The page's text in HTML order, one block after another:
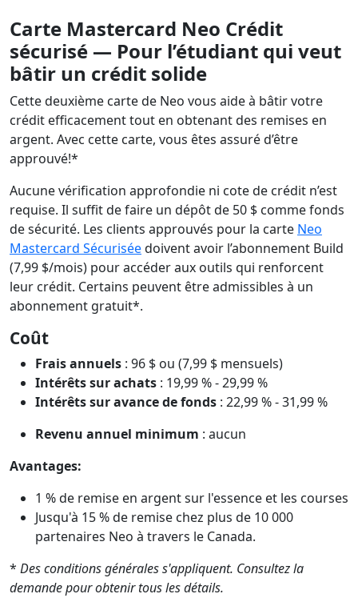
Carte Mastercard Neo Crédit
sécurisé — Pour l’étudiant qui veut
bâtir un crédit solide
Cette deuxième carte de Neo vous aide à bâtir votre
crédit efficacement tout en obtenant des remises en
argent. Avec cette carte, vous êtes assuré d’être
approuvé!*
Aucune vérification approfondie ni cote de crédit n’est
requise. Il suffit de faire un dépôt de 50 $ comme fonds
de sécurité. Les clients approuvés pour la carte Neo
Mastercard Sécuriséedoivent avoir l’abonnement Build
(7,99 $/mois) pour accéder aux outils qui renforcent
leur crédit. Certains peuvent être admissibles à un
abonnement gratuit*.
Coût
Frais annuels : 96 $ ou (7,99 $ mensuels)
Intérêts sur achats : 19,99 % - 29,99 %
Intérêts sur avance de fonds : 22,99 % - 31,99 %
Revenu annuel minimum : aucun
Avantages:
1 % de remise en argent sur l'essence et les courses
Jusqu'à 15 % de remise chez plus de 10 000
partenaires Neo à travers le Canada.
* Des conditions générales s'appliquent. Consultez la
demande pour obtenir tous les détails.